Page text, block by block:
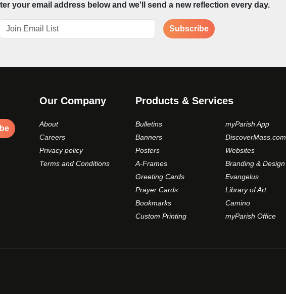
your email address below and we'll send a new reflection every day.
Subscribe
Our Company
About
Careers
Privacy policy
Terms and Conditions
Products & Services
Bulletins
Banners
Posters
A-Frames
Greeting Cards
Prayer Cards
Bookmarks
Custom Printing
myParish App
DiscoverMass.com
Websites
Branding & Design
Evangelus
Library of Art
Camino
myParish Office